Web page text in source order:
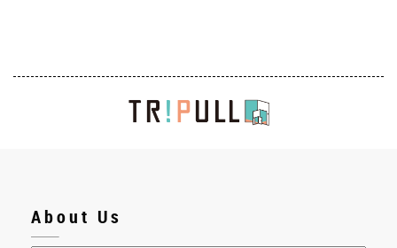
About Us